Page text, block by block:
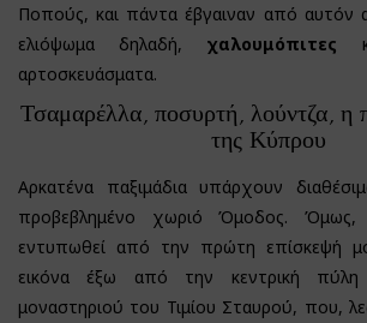
Ποπούς, και πάντα έβγαιναν από αυτόν
ελιόψωμα δηλαδή, χαλουμόπιτες
αρτοσκευάσματα.
Τσαμαρέλλα, ποσυρτή, λούντζα, η
της Κύπρου
Αρκατένα παξιμάδια υπάρχουν
προβεβλημένο χωριό Όμοδος. Όμως,
εντυπωθεί από την πρώτη επίσκεψή
εικόνα έξω από την κεντρική πύλη
μοναστηριού του Τιμίου Σταυρού, που,